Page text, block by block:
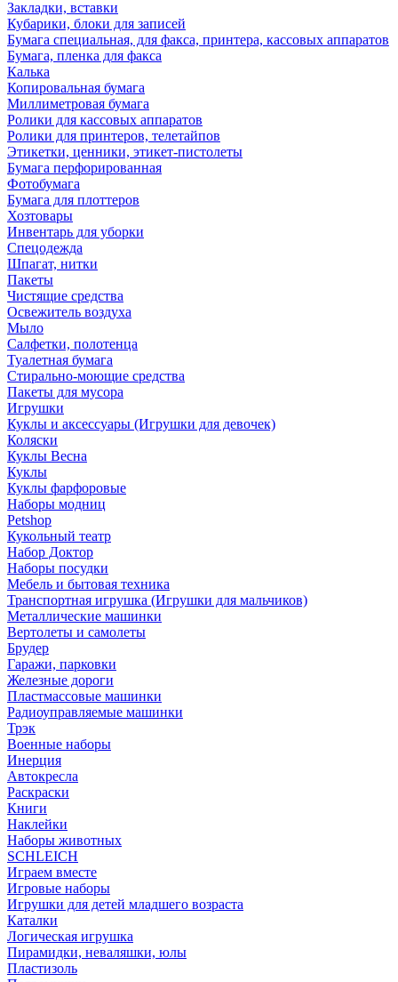
Закладки, вставки
Кубарики, блоки для записей
Бумага специальная, для факса, принтера, кассовых аппаратов
Бумага, пленка для факса
Калька
Копировальная бумага
Миллиметровая бумага
Ролики для кассовых аппаратов
Ролики для принтеров, телетайпов
Этикетки, ценники, этикет-пистолеты
Бумага перфорированная
Фотобумага
Бумага для плоттеров
Хозтовары
Инвентарь для уборки
Спецодежда
Шпагат, нитки
Пакеты
Чистящие средства
Освежитель воздуха
Мыло
Салфетки, полотенца
Туалетная бумага
Стирально-моющие средства
Пакеты для мусора
Игрушки
Куклы и аксессуары (Игрушки для девочек)
Коляски
Куклы Весна
Куклы
Куклы фарфоровые
Наборы модниц
Petshop
Кукольный театр
Набор Доктор
Наборы посудки
Мебель и бытовая техника
Транспортная игрушка (Игрушки для мальчиков)
Металлические машинки
Вертолеты и самолеты
Брудер
Гаражи, парковки
Железные дороги
Пластмассовые машинки
Радиоуправляемые машинки
Трэк
Военные наборы
Инерция
Автокресла
Раскраски
Книги
Наклейки
Наборы животных
SCHLEICH
Играем вместе
Игровые наборы
Игрушки для детей младшего возраста
Каталки
Логическая игрушка
Пирамидки, неваляшки, юлы
Пластизоль